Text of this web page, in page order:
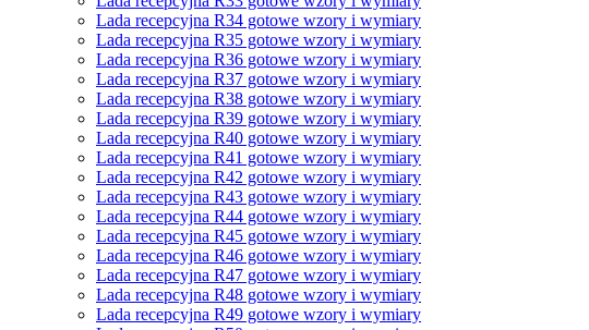
Lada recepcyjna R34 gotowe wzory i wymiary
Lada recepcyjna R35 gotowe wzory i wymiary
Lada recepcyjna R36 gotowe wzory i wymiary
Lada recepcyjna R37 gotowe wzory i wymiary
Lada recepcyjna R38 gotowe wzory i wymiary
Lada recepcyjna R39 gotowe wzory i wymiary
Lada recepcyjna R40 gotowe wzory i wymiary
Lada recepcyjna R41 gotowe wzory i wymiary
Lada recepcyjna R42 gotowe wzory i wymiary
Lada recepcyjna R43 gotowe wzory i wymiary
Lada recepcyjna R44 gotowe wzory i wymiary
Lada recepcyjna R45 gotowe wzory i wymiary
Lada recepcyjna R46 gotowe wzory i wymiary
Lada recepcyjna R47 gotowe wzory i wymiary
Lada recepcyjna R48 gotowe wzory i wymiary
Lada recepcyjna R49 gotowe wzory i wymiary